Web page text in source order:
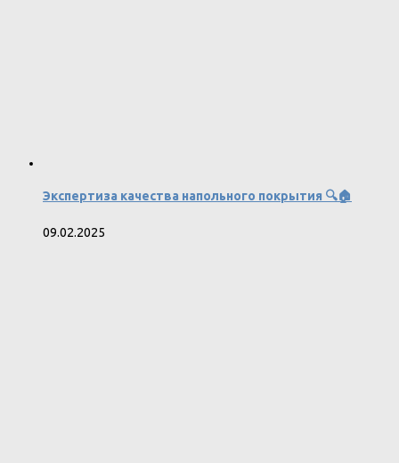
Экспертиза качества напольного покрытия 🔍🏠
09.02.2025